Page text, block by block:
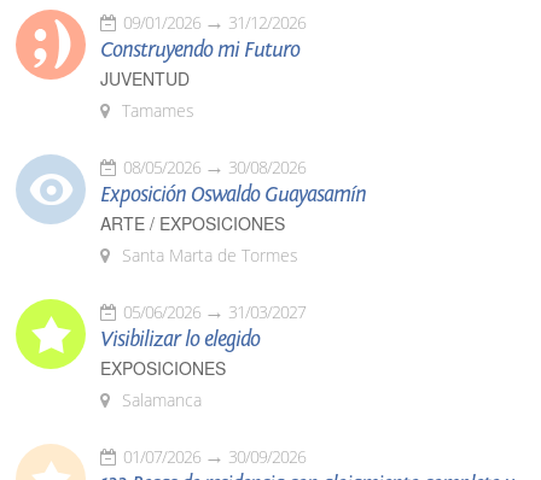
09/01/2026 31/12/2026
Construyendo mi Futuro
JUVENTUD
Tamames
08/05/2026 30/08/2026
Exposición Oswaldo Guayasamín
ARTE / EXPOSICIONES
Santa Marta de Tormes
05/06/2026 31/03/2027
Visibilizar lo elegido
EXPOSICIONES
Salamanca
01/07/2026 30/09/2026